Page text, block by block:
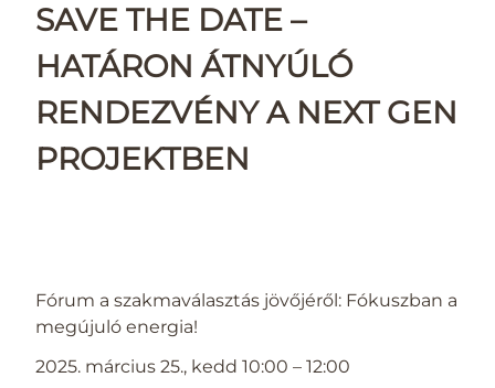
SAVE THE DATE –
HATÁRON ÁTNYÚLÓ
RENDEZVÉNY A NEXT GEN
PROJEKTBEN
Fórum a szakmaválasztás jövőjéről: Fókuszban a
megújuló energia!
2025. március 25., kedd 10:00 – 12:00